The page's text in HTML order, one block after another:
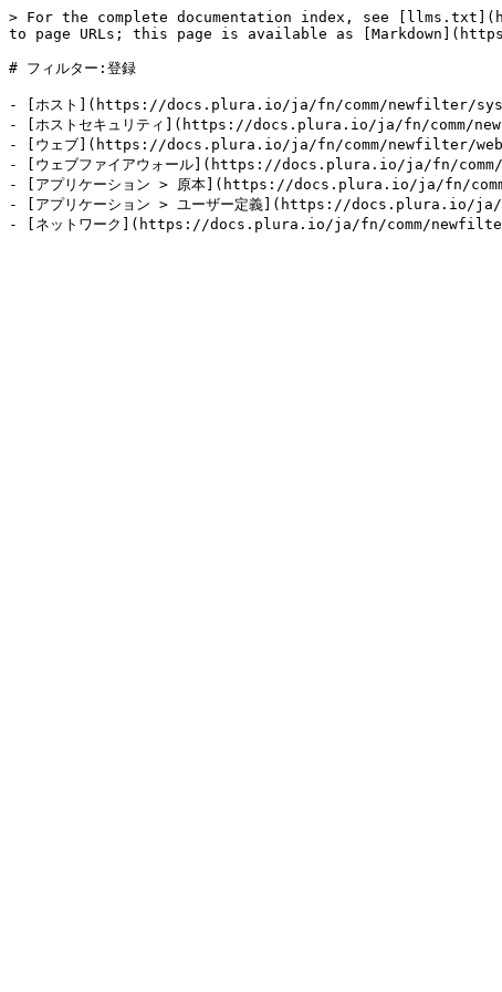
> For the complete documentation index, see
to page URLs; this page is available as
# フィルター:登録
- [ホスト](https://docs.plura.io/ja/fn/comm/newfilter/
- [ホストセキュリティ](https://docs.plura.io/ja/fn/comm/
- [ウェブ](https://docs.plura.io/ja/fn/comm/newfilter/
- [ウェブファイアウォール](https://docs.plura.io/ja/fn/
- [アプリケーション > 原本](https://docs.plura.io/ja/fn/
- [アプリケーション > ユーザー定義](https://docs.plura.io/